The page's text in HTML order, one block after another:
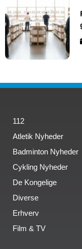
112
Atletik Nyheder
Badminton Nyheder
Cykling Nyheder
De Kongelige
Diverse
Erhverv
Film & TV